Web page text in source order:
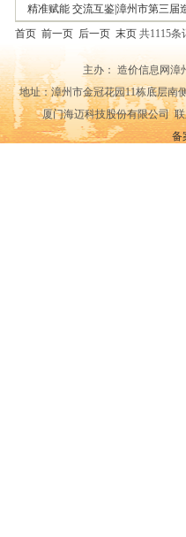
精准赋能 交流互鉴|漳州市第三
首页 前一页 后一页 末页 共1115条
主办： 造价信息网
地址：漳州市金冠花园11栋底层南
厦门海迈科技股份有限公司 联
备